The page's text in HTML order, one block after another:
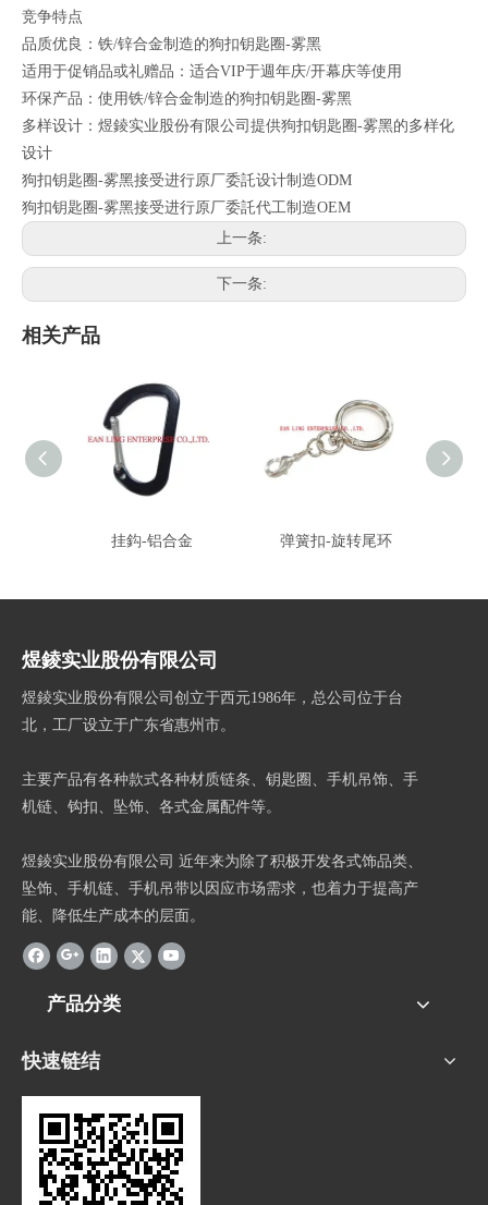
竞争特点
品质优良：铁/锌合金制造的狗扣钥匙圈-雾黑
适用于促销品或礼赠品：适合VIP于週年庆/开幕庆等使用
环保产品：使用铁/锌合金制造的狗扣钥匙圈-雾黑
多样设计：煜錂实业股份有限公司提供狗扣钥匙圈-雾黑的多样化
设计
狗扣钥匙圈-雾黑接受进行原厂委託设计制造ODM
狗扣钥匙圈-雾黑接受进行原厂委託代工制造OEM
上一条:
下一条:
相关产品
挂鈎-铝合金 弹簧扣-旋转尾环
煜錂实业股份有限公司
煜錂实业股份有限公司创立于西元1986年，总公司位于台
北，工厂设立于广东省惠州市。
主要产品有各种款式各种材质链条、钥匙圈、手机吊饰、手
机链、钩扣、坠饰、各式金属配件等。
煜錂实业股份有限公司 近年来为除了积极开发各式饰品类、
坠饰、手机链、手机吊带以因应市场需求，也着力于提高产
能、降低生产成本的层面。
产品分类
快速链结